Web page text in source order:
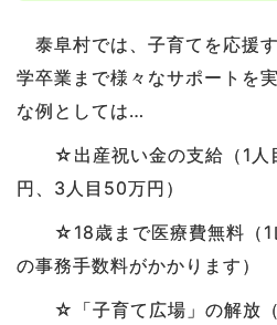
泰阜村では、子育てを応援
学卒業まで様々なサポートを
な例としては…
☆出産祝い金の支給（1人
円、3人目50万円）
☆18歳まで医療費無料（1
の事務手数料がかかります）
☆「子育て広場」の解放（